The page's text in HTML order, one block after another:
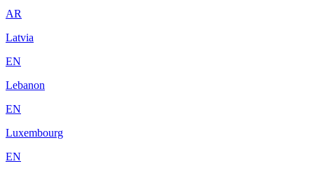
AR
Latvia
EN
Lebanon
EN
Luxembourg
EN